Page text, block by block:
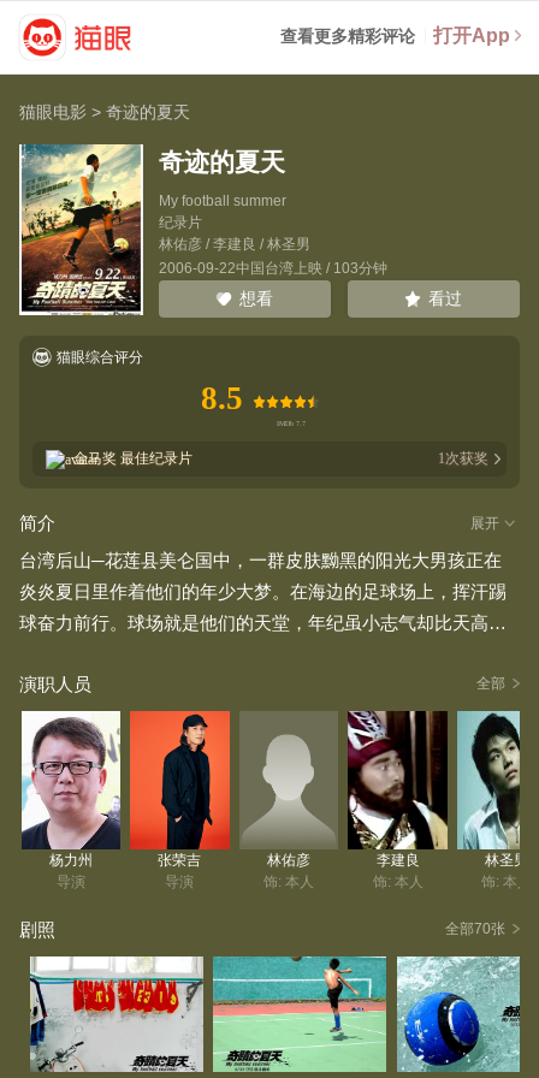
查看更多精彩评论 打开App
猫眼电影 >奇迹的夏天
奇迹的夏天
My football summer
纪录片
林佑彦 / 李建良 / 林圣男
2006-09-22中国台湾上映 / 103分钟
想看 看过
猫眼综合评分
8.5
金马奖 最佳纪录片 1次获奖
简介 展开
台湾后山─花莲县美仑国中，一群皮肤黝黑的阳光大男孩正在
炎炎夏日里作着他们的年少大梦。在海边的足球场上，挥汗踢
球奋力前行。球场就是他们的天堂，年纪虽小志气却比天高，
契以及接受严密的训练，这群青少年们打从上国中的第一天，
就一起生活在6坪大的球员宿舍里：一起吃饭、一起上课、一起
洗澡、一起练球，说他们是同学，其实更像是兄弟，受伤时互
相扶持，赢球时一起庆祝，亲密紧贴的生活令他们情同手足，
可爱的大男孩们甚至半夜还会在作梦时起脚。而球队教练，就
如同他们的父亲，跟他们生活在一起，不但要指导他们踢球，
更要教导他们做人做事的道理。 他们用热情燃烧生命，面对理
杯开始时，运动品牌NIKE在世界各地拍摄以踢球青年为主题的
纪录片。导演杨力州应邀拍摄他们赞助的美仑国中足球队。原
本只准备拍5分钟短片，但后来了解到这些原住民少年背后的故
事，最终促成纪录长片《奇迹的夏天》的诞生 。该片的另外一
位联合导演张荣吉是杨力州的徒弟 。纪录片《奇迹的夏天》是
演职人员 全部
杨力州
导演
张荣吉
导演
林佑彦
饰: 本人
李建良
饰: 本人
林圣男
饰: 本人
剧照 全部70张